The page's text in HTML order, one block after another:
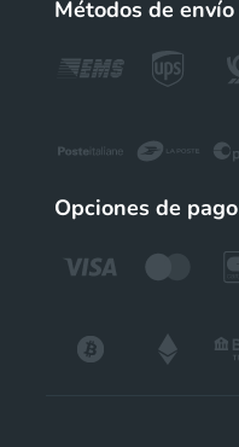
Métodos de envío
Opciones de pago